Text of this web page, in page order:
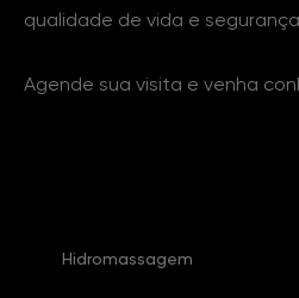
qualidade de vida e
Agende sua visita e venha
Hidromassagem